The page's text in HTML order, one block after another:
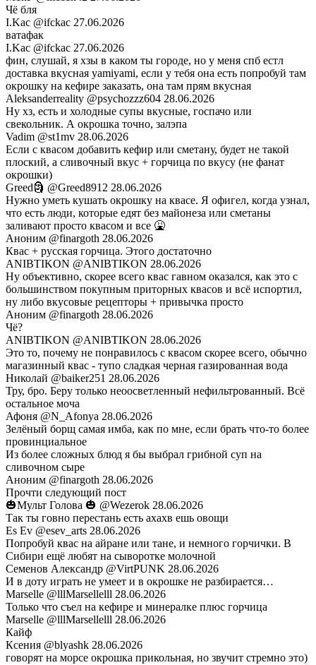
Чё бля
I.Kac @ifckac 27.06.2026
ватафак
I.Kac @ifckac 27.06.2026
фин, слушай, я хзы в каком ты городе, но у меня спб естл
доставка вкусная yamiyami, если у тебя она есть попробуй там
окрошку на кефире заказать, она там прям вкусная
Aleksanderreality @psychozzz604 28.06.2026
Ну хз, есть и холодные супы вкусные, госпачо или
свекольник. А окрошка точно, залэпа
Vadim @st1mv 28.06.2026
Если с квасом добавить кефир или сметану, будет не такой
плоский, а сливочный вкус + горчица по вкусу (не фанат
окрошки)
Greed🗿 @Greed8912 28.06.2026
Нужно уметь кушать окрошку на квасе. Я офигел, когда узнал,
что есть люди, которые едят без майонеза или сметаны
заливают просто квасом и все 🤮
Аноним @finargoth 28.06.2026
Квас + русская горчица. Этого достаточно
ANIBTIKON @ANIBTIKON 28.06.2026
Ну объективно, скорее всего квас гавном оказался, как это с
большинством покупным приторных квасов и всё испортил,
ну либо вкусовые рецепторы + привычка просто
Аноним @finargoth 28.06.2026
Чё?
ANIBTIKON @ANIBTIKON 28.06.2026
Это то, почему не понравилось с квасом скорее всего, обычно
магазинный квас - тупо сладкая черная газированная вода
Николай @baiker251 28.06.2026
Тру, бро. Беру только неоосветленный нефильтрованный. Всё
остальное моча
Афоня @N_Afonya 28.06.2026
Зелёный борщ самая имба, как по мне, если брать что-то более
провинциальное
Из более сложных блюд я бы выбрал грибной суп на
сливочном сыре
Аноним @finargoth 28.06.2026
Прочти следующий пост
🎃Мульт Голова 🎃 @Wezerok 28.06.2026
Так ты говно перестань есть ахахв ешь овощи
Es Ev @esev_arts 28.06.2026
Попробуй квас на айране или тане, и немного горчички. В
Сибири ещё любят на сыворотке молочной
Семенов Александр @VirtPUNK 28.06.2026
И в доту играть не умеет и в окрошке не разбирается…
Marselle @lllMarsellelll 28.06.2026
Только что съел на кефире и минералке плюс горчица
Marselle @lllMarsellelll 28.06.2026
Кайф
Ксения @blyashk 28.06.2026
говорят на морсе окрошка прикольная, но звучит стремно это)